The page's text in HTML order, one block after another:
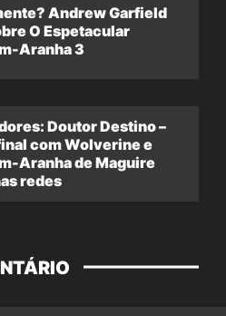
Andrew Garfield
O Espetacular
Aranha 3
Doutor Destino –
com Wolverine e
Aranha de Maguire
redes